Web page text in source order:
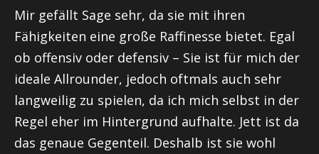
Mir gefällt Sage sehr, da sie mit ihren
Fähigkeiten eine große Raffinesse bietet. Egal
ob offensiv oder defensiv – Sie ist für mich der
ideale Allrounder, jedoch oftmals auch sehr
langweilig zu spielen, da ich mich selbst in der
Regel eher im Hintergrund aufhalte. Jett ist da
das genaue Gegenteil. Deshalb ist sie wohl